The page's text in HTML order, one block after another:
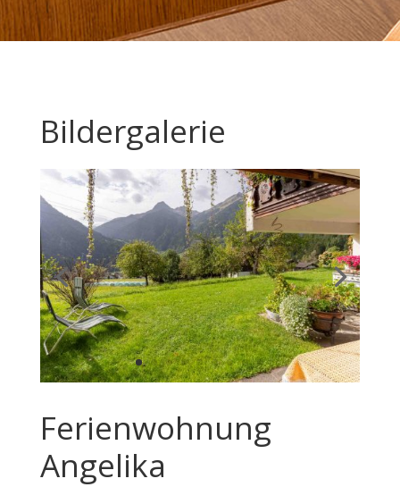
Bildergalerie
Ferienwohnung
Angelika